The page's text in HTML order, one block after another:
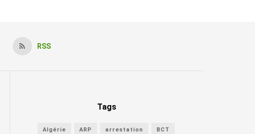
RSS
Tags
Algérie ARP arrestation BCT